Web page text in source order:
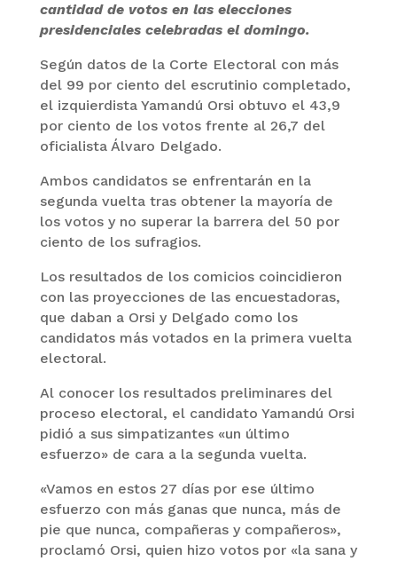
cantidad de votos en las elecciones
presidenciales celebradas el domingo.
Según datos de la Corte Electoral con más
del 99 por ciento del escrutinio completado,
el izquierdista Yamandú Orsi obtuvo el 43,9
por ciento de los votos frente al 26,7 del
oficialista Álvaro Delgado.
Ambos candidatos se enfrentarán en la
segunda vuelta tras obtener la mayoría de
los votos y no superar la barrera del 50 por
ciento de los sufragios.
Los resultados de los comicios coincidieron
con las proyecciones de las encuestadoras,
que daban a Orsi y Delgado como los
candidatos más votados en la primera vuelta
electoral.
Al conocer los resultados preliminares del
proceso electoral, el candidato Yamandú Orsi
pidió a sus simpatizantes «un último
esfuerzo» de cara a la segunda vuelta.
«Vamos en estos 27 días por ese último
esfuerzo con más ganas que nunca, más de
pie que nunca, compañeras y compañeros»,
proclamó Orsi, quien hizo votos por «la sana y